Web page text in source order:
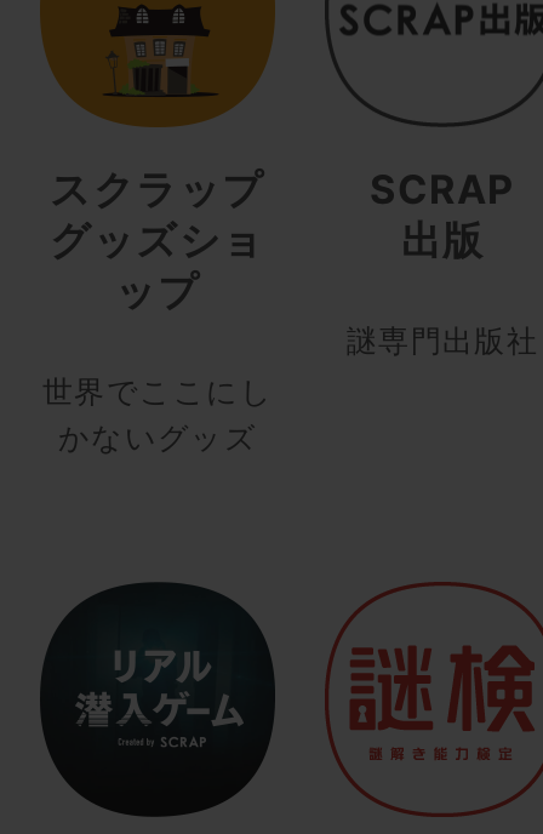
スクラップ
グッズショ
ップ
世界でここにし
かないグッズ
SCRAP
出版
謎専門出版社